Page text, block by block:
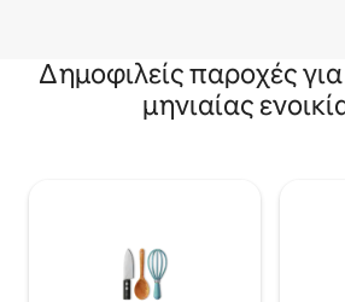
Δημοφιλείς παροχές
μηνιαίας